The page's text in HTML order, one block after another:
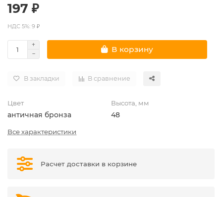
197 ₽
НДС 5%: 9 ₽
В корзину
В закладки В сравнение
Цвет
античная бронза
Высота, мм
48
Все характеристики
Расчет доставки в корзине